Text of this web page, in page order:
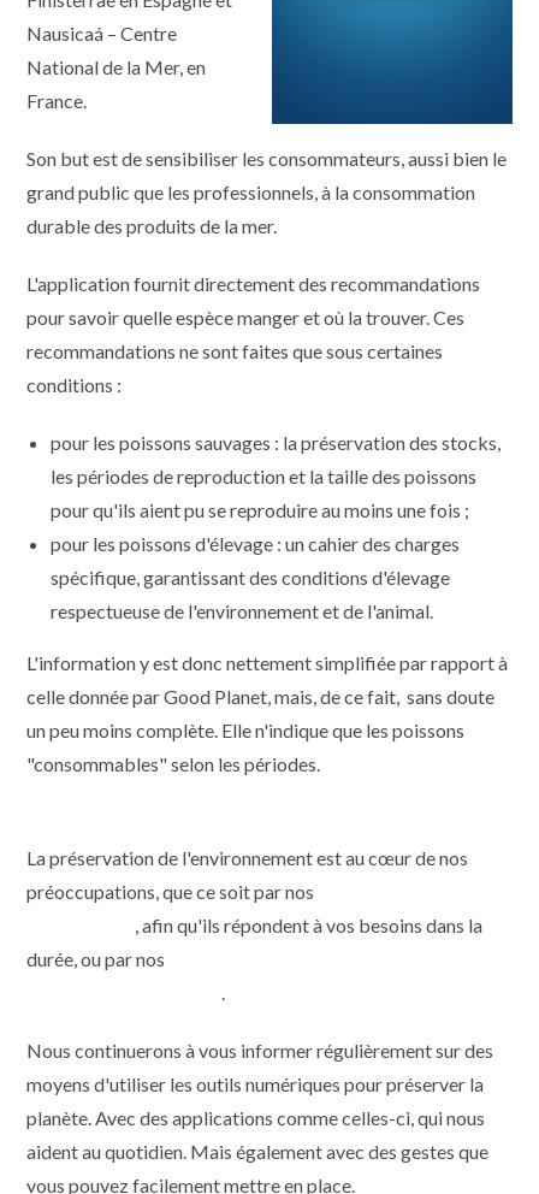
Nausicaá – Centre
National de la Mer, en
France.
Son but est de sensibiliser les consommateurs, aussi bien le
grand public que les professionnels, à la consommation
durable des produits de la mer.
L'application fournit directement des recommandations
pour savoir quelle espèce manger et où la trouver. Ces
recommandations ne sont faites que sous certaines
conditions :
pour les poissons sauvages : la préservation des stocks,
les périodes de reproduction et la taille des poissons
pour qu'ils aient pu se reproduire au moins une fois ;
pour les poissons d'élevage : un cahier des charges
spécifique, garantissant des conditions d'élevage
respectueuse de l'environnement et de l'animal.
L'information y est donc nettement simplifiée par rapport à
celle donnée par Good Planet, mais, de ce fait, sans doute
un peu moins complète. Elle n'indique que les poissons
"consommables" selon les périodes.
La préservation de l'environnement est au cœur de nos
préoccupations, que ce soit par nos
, afin qu'ils répondent à vos besoins dans la
durée, ou par nos
.
Nous continuerons à vous informer régulièrement sur des
moyens d'utiliser les outils numériques pour préserver la
planète. Avec des applications comme celles-ci, qui nous
aident au quotidien. Mais également avec des gestes que
vous pouvez facilement mettre en place.